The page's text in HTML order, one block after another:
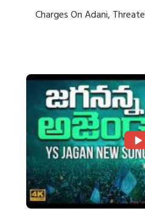
Charges On Adani,